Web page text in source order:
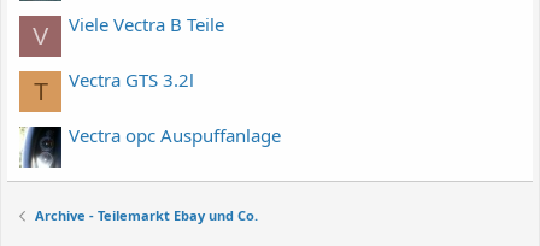
V Viele Vectra B Teile
T Vectra GTS 3.2l
Vectra opc Auspuffanlage
Archive - Teilemarkt Ebay und Co.